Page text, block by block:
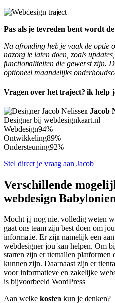
Pas als je tevreden bent wordt
Na afronding heb je vaak de optie
nazorg te laten doen, zoals
functionaliteiten die gewenst zijn.
optioneel maandelijks
Vragen over het traject? ik help
Jacob
Designer bij webdesignkaart.nl
Webdesign94%
Ontwikkeling89%
Ondersteuning92%
Stel direct je vraag aan Jacob
Verschillende
webdesign
Mocht jij nog niet volledig weten
gaat ons team zijn best doen om
informatie. Er zijn namelijk een
webdesigner jou kan helpen. Om
starten zijn er tientallen platformen
kunnen zijn. Daarnaast zijn er
voor informatieve en zakelijke
is bijvoorbeeld WordPress.
Aan welke kosten kun je denken?